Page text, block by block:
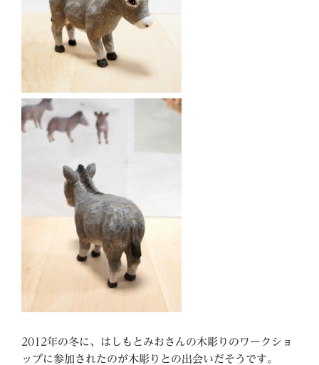
2012年の冬に、はしもとみおさんの木彫りのワークショ
ップに参加されたのが木彫りとの出会いだそうです。